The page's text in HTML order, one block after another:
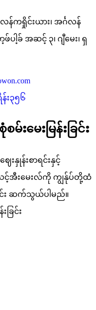
န်ကရှိုင်းယား၊ အင်္ဂလန်
ဖ်ပါ့ခ် အဆင့် ၃၊ ဂျီမေး၊ ရှ
း၃၅၆
းမေးမြန်းခြင်း
နှုန်းစာရင်းနှင့်
င့်အီးမေးလ်ကို ကျွန်ုပ်တို့ထံ
င်း ဆက်သွယ်ပါမည်။
ခြင်း